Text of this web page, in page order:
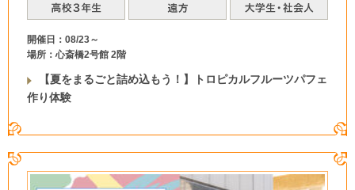
開催日：08/23～
場所：心斎橋2号館 2階
【夏をまるごと詰め込もう！】トロピカルフルーツパフェ
作り体験